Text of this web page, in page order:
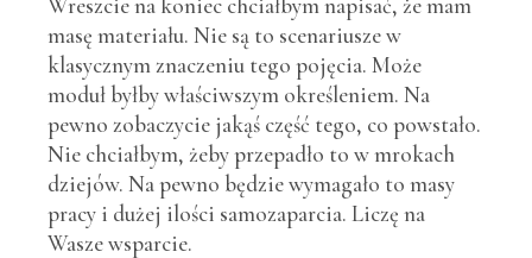
masę materiału. Nie są to scenariusze w
klasycznym znaczeniu tego pojęcia. Może
moduł byłby właściwszym określeniem. Na
pewno zobaczycie jakąś część tego, co powstało.
Nie chciałbym, żeby przepadło to w mrokach
dziejów. Na pewno będzie wymagało to masy
pracy i dużej ilości samozaparcia. Liczę na
Wasze wsparcie.